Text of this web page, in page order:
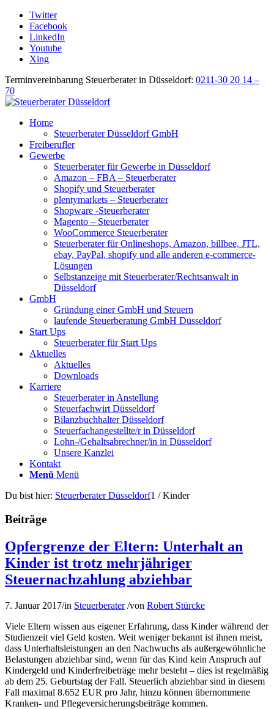
Twitter
Facebook
LinkedIn
Youtube
Xing
Terminvereinbarung Steuerberater in Düsseldorf: 0211-30 20 14 –
70
Home
Steuerberater Düsseldorf GmbH
Freiberufler
Gewerbe
Steuerberater für Gewerbe in Düsseldorf
Amazon – FBA – Steuerberater
Shopify und Steuerberater
plentymarkets – Steuerberater
Shopware -Steuerberater
Magento – Steuerberater
WooCommerce Steuerberater
Steuerberater für Onlineshops, Amazon, billbee, JTL,
ebay, PayPal, shopify und alle anderen e-commerce-
Lösungen
Selbstanzeige mit Steuerberater/Rechtsanwalt in
Düsseldorf
GmbH
Gründung einer GmbH und Steuern
laufende Steuerberatung GmbH Düsseldorf
Start Ups
Steuerberater für Start Ups
Aktuelles
Aktuelles
Downloads
Karriere
Steuerberater in Anstellung
Steuerfachwirt Düsseldorf
Bilanzbuchhalter Düsseldorf
Steuerfachangestellte/r in Düsseldorf
Lohn-/Gehaltsabrechner/in in Düsseldorf
Unsere Kanzlei
Kontakt
Menü Menü
Du bist hier: Steuerberater Düsseldorf1 / Kinder
Beiträge
Opfergrenze der Eltern: Unterhalt an
Kinder ist trotz mehrjähriger
Steuernachzahlung abziehbar
7. Januar 2017/in Steuerberater /von Robert Stürcke
Viele Eltern wissen aus eigener Erfahrung, dass Kinder während der
Studienzeit viel Geld kosten. Weit weniger bekannt ist ihnen meist,
dass Unterhaltsleistungen an den Nachwuchs als außergewöhnliche
Belastungen abziehbar sind, wenn für das Kind kein Anspruch auf
Kindergeld und Kinderfreibeträge mehr besteht – dies ist regelmäßig
ab dem 25. Geburtstag der Fall. Steuerlich abziehbar sind in diesem
Fall maximal 8.652 EUR pro Jahr, hinzu können übernommene
Kranken- und Pflegeversicherungsbeiträge kommen.